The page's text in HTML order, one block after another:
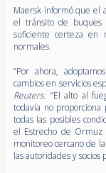
Maersk informó que el
el tránsito de
suficiente certeza en
normales.
“Por ahora,
cambios en servicios
Reuters. “El alto al
todavía no
todas las posibles
el Estrecho de Ormuz
monitoreo cercano de
las autoridades y socios